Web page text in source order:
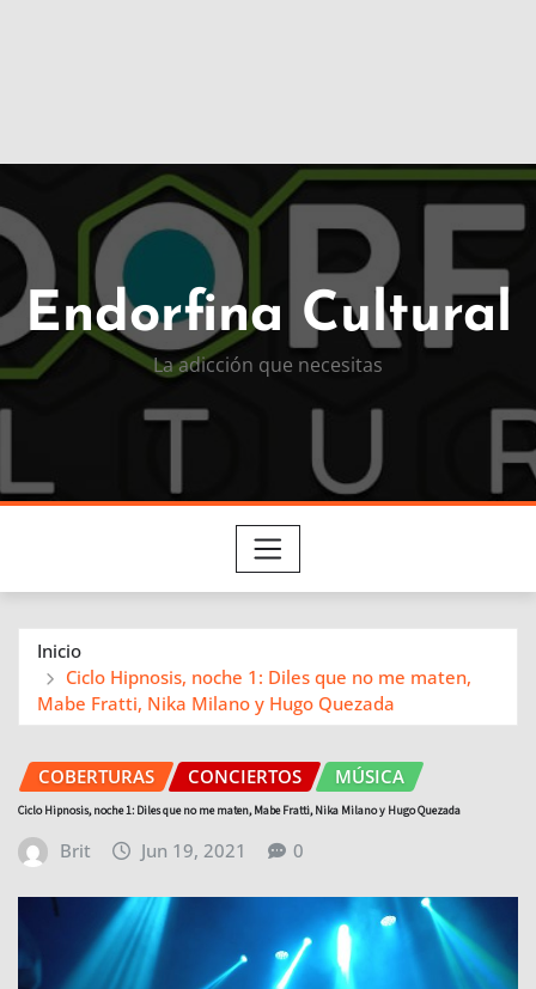
Endorfina Cultural
La adicción que necesitas
Inicio
Ciclo Hipnosis, noche 1: Diles que no me maten,
Mabe Fratti, Nika Milano y Hugo Quezada
COBERTURAS CONCIERTOS MÚSICA
Ciclo Hipnosis, noche 1: Diles que no me maten, Mabe Fratti, Nika Milano y Hugo Quezada
Brit Jun 19, 2021 0